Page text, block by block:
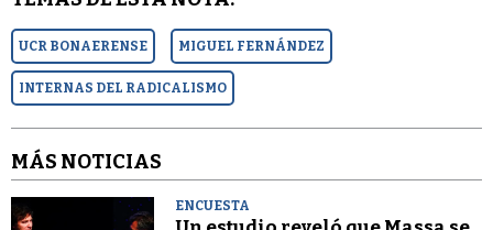
UCR BONAERENSE MIGUEL FERNÁNDEZ
INTERNAS DEL RADICALISMO
MÁS NOTICIAS
ENCUESTA